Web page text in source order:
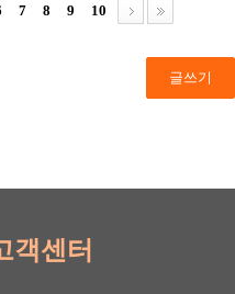
7 8 9 10
글쓰기
객센터